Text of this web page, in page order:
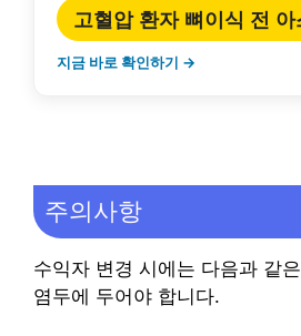
고혈압 환자 뼈이식 전
지금 바로 확인하기 →
주의사항
수익자 변경 시에는 다음과 같
염두에 두어야 합니다.